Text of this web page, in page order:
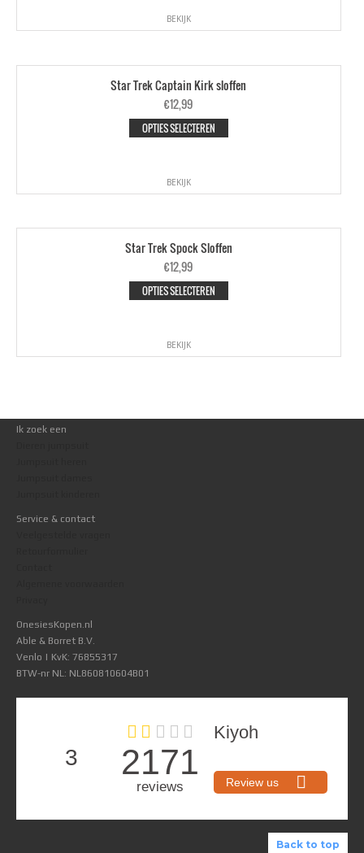
Back to top
BEKIJK
Star Trek Captain Kirk sloffen
€12,99
OPTIES SELECTEREN
BEKIJK
Star Trek Spock Sloffen
€12,99
OPTIES SELECTEREN
BEKIJK
Ik zoek een
Service & contact
OnesiesKopen.nl
Able & Borret B.V.
Venlo | KvK: 76855317
BTW-nr NL: NL860810604B01